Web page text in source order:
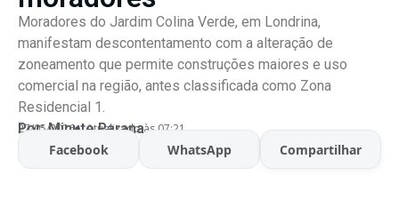
Moradores do Jardim Colina Verde, em Londrina,
manifestam descontentamento com a alteração de
zoneamento que permite construções maiores e uso
comercial na região, antes classificada como Zona
Residencial 1.
Por:Minuto Parana
27/05/2026 Atualizado às 07:21
Facebook WhatsApp Compartilhar